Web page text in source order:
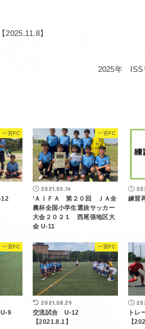
2025.11.8】
2025年 ISS
一宮FC
12
一宮FC
2021.05.14
‘ＡＩＦＡ 第２０回 ＪＡ全
農杯全国小学生選抜サッカー
大会２０２１ 西尾張地区大
会 U-11
練習
一宮FC
U-9
一宮FC
2021.08.29
交流試合 U-12
【2021.8.1】
ト
【